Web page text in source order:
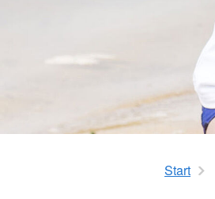
Krankentransport
Angebote für Senioren
Gesamtübersicht
Start